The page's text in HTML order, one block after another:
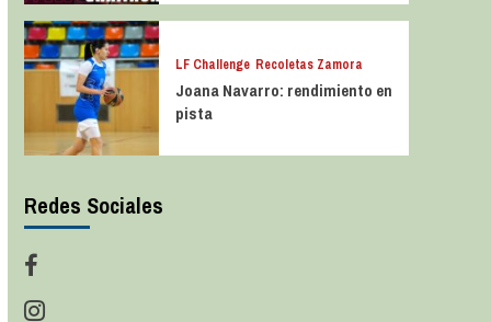
LF Challenge Recoletas Zamora
Joana Navarro: rendimiento en
pista
Redes Sociales